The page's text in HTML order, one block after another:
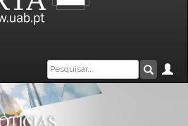
Caixa
de
pesquisa